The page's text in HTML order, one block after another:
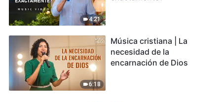
4:21
6:18
Música cristiana | La
necesidad de la
encarnación de Dios